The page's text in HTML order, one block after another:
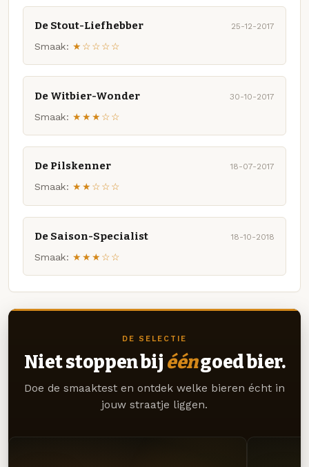
De Stout-Liefhebber 25-12-2017
Smaak: ★☆☆☆☆
De Witbier-Wonder 30-10-2017
Smaak: ★★★☆☆
De Pilskenner 18-07-2017
Smaak: ★★☆☆☆
De Saison-Specialist 18-10-2018
Smaak: ★★★☆☆
DE SELECTIE
Niet stoppen bij ééngoed bier.
Doe de smaaktest en ontdek welke bieren écht in
jouw straatje liggen.